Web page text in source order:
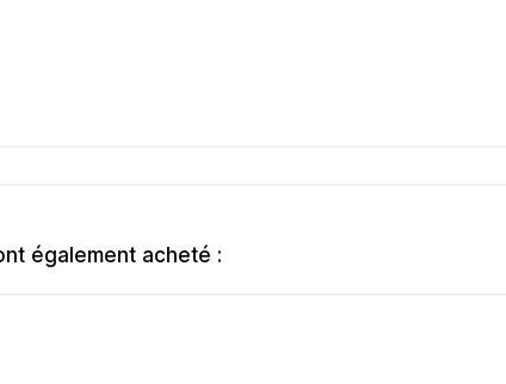
également acheté :